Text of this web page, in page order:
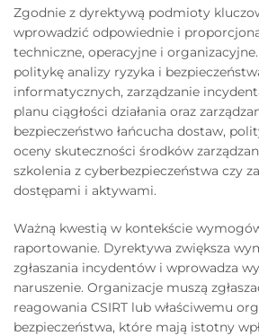
Zgodnie z dyrektywą podmioty
wprowadzić odpowiednie i
techniczne, operacyjne i
politykę analizy ryzyka i
informatycznych, zarządzanie
planu ciągłości działania oraz
bezpieczeństwo łańcucha dostaw,
oceny skuteczności środków
szkolenia z cyberbezpieczeństwa czy
dostępami i aktywami.
Ważną kwestią w kontekście
raportowanie. Dyrektywa zwiększa
zgłaszania incydentów i wprowadza
naruszenie. Organizacje muszą
reagowania CSIRT lub właściwemu
bezpieczeństwa, które mają istotny